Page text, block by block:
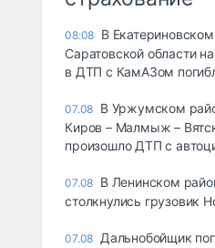
08:08 В
Саратовской области
в ДТП с КамАЗом
07.08 В Уржумском
Киров – Малмыж –
произошло ДТП с
07.08 В Ленинском
столкнулись грузовик
07.08 Дальнобойщик